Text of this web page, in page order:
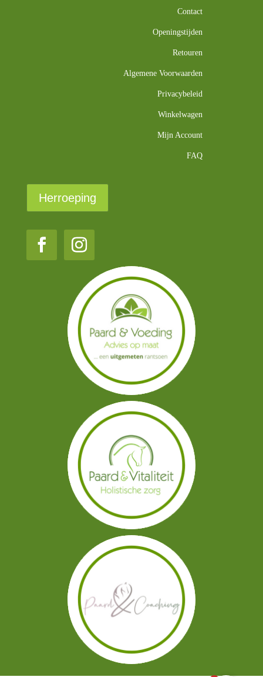
Contact
Openingstijden
Retouren
Algemene Voorwaarden
Privacybeleid
Winkelwagen
Mijn Account
FAQ
Herroeping